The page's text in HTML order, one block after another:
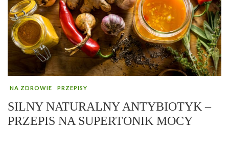
NA ZDROWIE PRZEPISY
SILNY NATURALNY ANTYBIOTYK –
PRZEPIS NA SUPERTONIK MOCY